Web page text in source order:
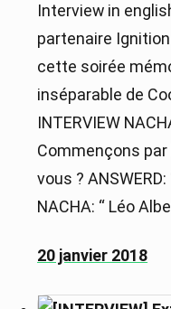
Interview in
partenaire
cette soirée
inséparable de
INTERVIEW
Commençons
vous ?
NACHA: “ Léo
20 janvier 2018